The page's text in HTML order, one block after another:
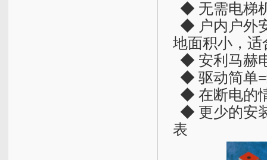
◆ 无需电梯
◆ 户内户外
地面积小，
◆ 安利马赫
◆ 驱动简单
◆ 在断电的
◆ 更少的安
表